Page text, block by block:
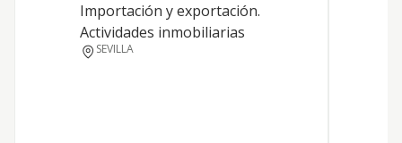
Importación y exportación.
Actividades inmobiliarias
SEVILLA